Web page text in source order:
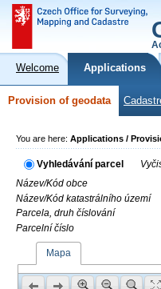
Welcome Applications
Provision of geodata
You are here: Applications /
Vyhledávání parcel
Název/Kód obce
Název/Kód katastrálního území
Parcela, druh číslování
Parcelní číslo
Mapa